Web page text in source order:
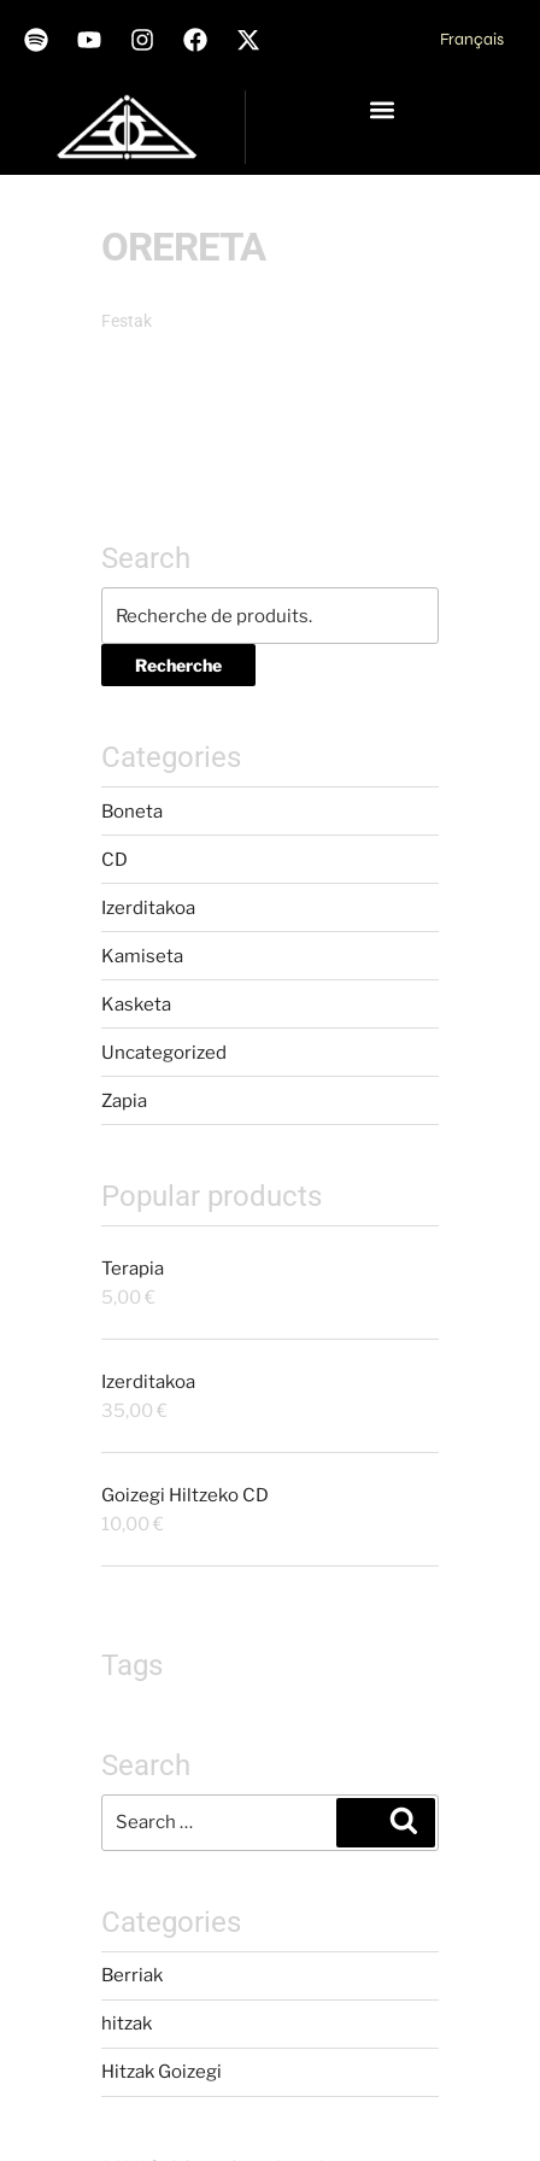
Français
ORERETA
Festak
Search
Recherche
Categories
Boneta
CD
Izerditakoa
Kamiseta
Kasketa
Uncategorized
Zapia
Popular products
Terapia
5,00 €
Izerditakoa
35,00 €
Goizegi Hiltzeko CD
10,00 €
Tags
Search
Categories
Berriak
hitzak
Hitzak Goizegi